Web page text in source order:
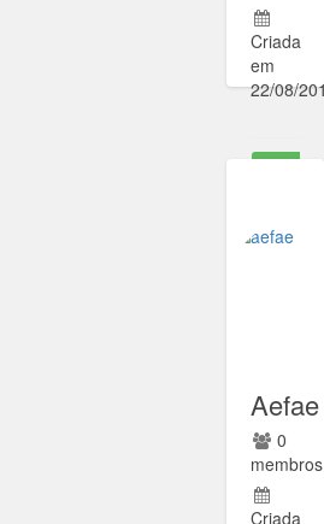
Criada
em
22/08/
Ir para
Aefae
0
membros
Criada